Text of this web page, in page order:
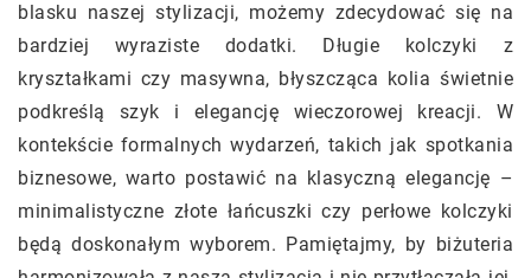
blasku naszej stylizacji, możemy zdecydować się na
bardziej wyraziste dodatki. Długie kolczyki z
kryształkami czy masywna, błyszcząca kolia świetnie
podkreślą szyk i elegancję wieczorowej kreacji. W
kontekście formalnych wydarzeń, takich jak spotkania
biznesowe, warto postawić na klasyczną elegancję –
minimalistyczne złote łańcuszki czy perłowe kolczyki
będą doskonałym wyborem. Pamiętajmy, by biżuteria